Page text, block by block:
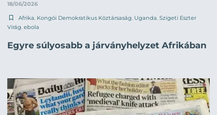
18/06/2026
Afrika Kongói Demokratikus Köztársaság Uganda Szigeti Eszter
Virág ebola
Egyre súlyosabb a járványhelyzet Afrikában